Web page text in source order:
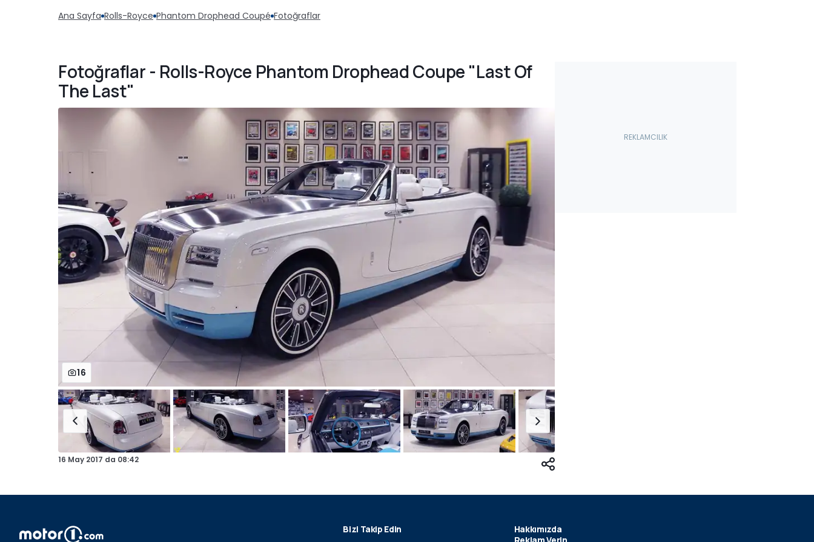
Ana Sayfa Rolls-Royce Phantom Drophead Coupé Fotoğraflar
Fotoğraflar - Rolls-Royce Phantom Drophead Coupe "Last Of
The Last"
16
16 May 2017 da 08:42
Bizi Takip Edin
Hakkımızda